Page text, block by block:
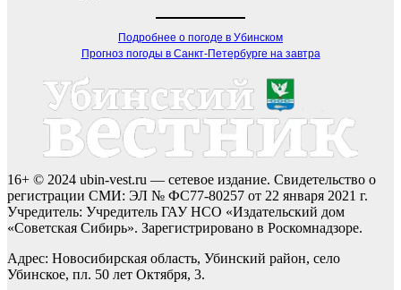
Подробнее о погоде в Убинском
Прогноз погоды в Санкт-Петербурге на завтра
16+ © 2024 ubin-vest.ru — сетевое издание. Свидетельство о
регистрации СМИ: ЭЛ № ФС77-80257 от 22 января 2021 г.
Учредитель: Учредитель ГАУ НСО «Издательский дом
«Советская Сибирь». Зарегистрировано в Роскомнадзоре.
Адрес: Новосибирская область, Убинский район, село
Убинское, пл. 50 лет Октября, 3.